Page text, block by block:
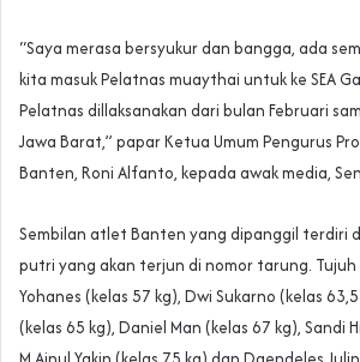
“Saya merasa bersyukur dan bangga, ada
kita masuk Pelatnas muaythai untuk ke SEA
Pelatnas dillaksanakan dari bulan Februari
Jawa Barat,” papar Ketua Umum Pengurus
Banten, Roni Alfanto, kepada awak media,
Sembilan atlet Banten yang dipanggil terdiri
putri yang akan terjun di nomor tarung.
Yohanes (kelas 57 kg), Dwi Sukarno (kelas
(kelas 65 kg), Daniel Man (kelas 67 kg), Sandi